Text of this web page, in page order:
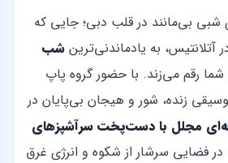
شبی بی‌مانند در قلب دبی؛ جایی که
آتلانتیس، به یادماندنی‌ترین شب
شما رقم می‌زند. با حضور گروه پاپ
زنده، شور و هیجان بی‌پایان در
مجلل با دست‌پخت سرآشپزهای
در فضایی سرشار از شکوه و انرژی غرق